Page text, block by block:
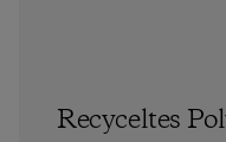
Recyceltes